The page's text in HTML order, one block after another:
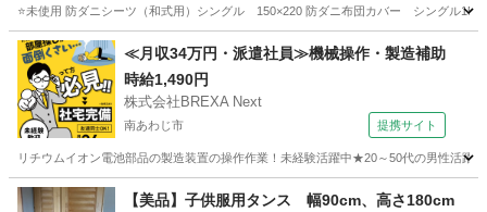
⭐️未使用 防ダニシーツ（和式用）シングル 150×220 防ダニ布団カバー シングル
兵庫 神戸市 西明石駅 寝具 布団カバー
≪月収34万円・派遣社員≫機械操作・製造補助
時給1,490円
株式会社BREXA Next
南あわじ市 提携サイト
リチウムイオン電池部品の製造装置の操作作業！未経験活躍中★20～50代の男性活
兵庫 南あわじ市 その他
【美品】子供服用タンス 幅90cm、高さ180cm